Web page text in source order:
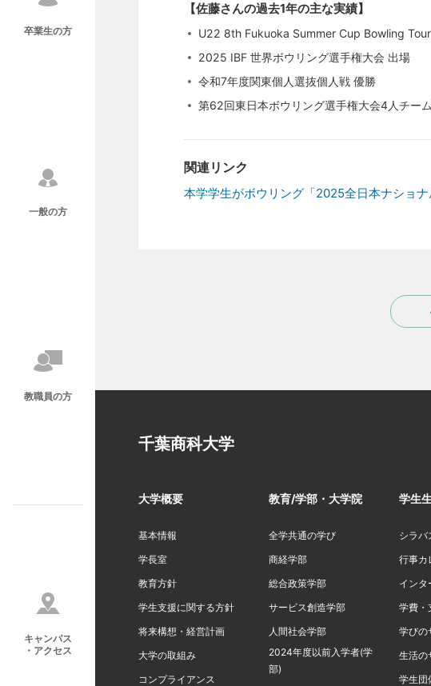
【佐藤さんの過去1年の主な実績】
U22 8th Fukuoka Summer Cup Bowling
2025 IBF 世界ボウリング選手権大会 出場
令和7年度関東個人選抜個人戦 優勝
第62回東日本ボウリング選手権大会4人チー
関連リンク
本学学生がボウリング「2025全日本ナショ
千葉商科大学
大学概要
基本情報
学長室
教育方針
学生支援に関する方針
将来構想・経営計画
大学の取組み
コンプライアンス
教育/学部・大学院
全学共通の学び
商経学部
総合政策学部
サービス創造学部
人間社会学部
2024年度以前入学者(学
部)
学生
シラバ
行事カ
インタ
学費・
学びの
生活の
学生団
卒業生の方
一般の方
教職員の方
キャンパス
・アクセス